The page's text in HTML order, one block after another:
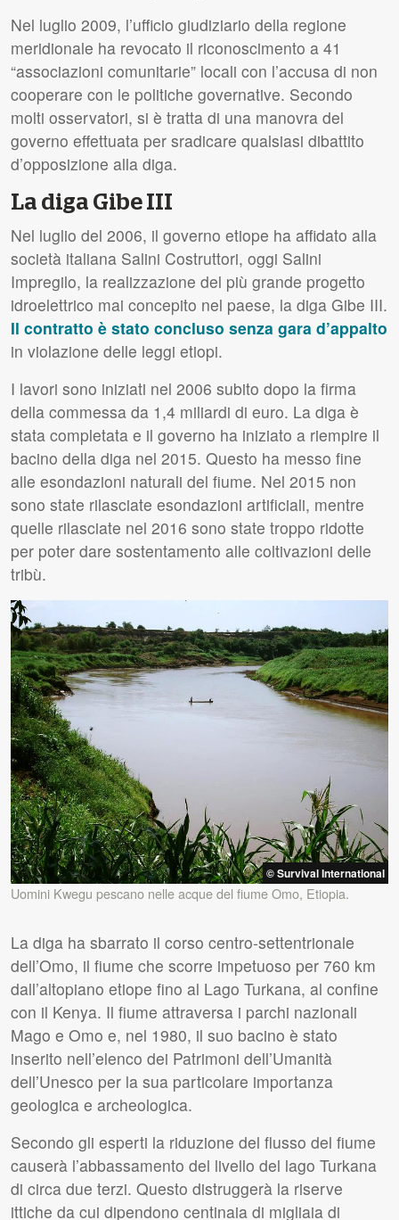
Nel luglio 2009, l’ufficio giudiziario della regione
meridionale ha revocato il riconoscimento a 41
“associazioni comunitarie” locali con l’accusa di non
cooperare con le politiche governative. Secondo
molti osservatori, si è tratta di una manovra del
governo effettuata per sradicare qualsiasi dibattito
d’opposizione alla diga.
La diga Gibe III
Nel luglio del 2006, il governo etiope ha affidato alla
società italiana Salini Costruttori, oggi Salini
Impregilo, la realizzazione del più grande progetto
idroelettrico mai concepito nel paese, la diga Gibe III.
Il contratto è stato concluso senza gara d’appalto
in violazione delle leggi etiopi.
I lavori sono iniziati nel 2006 subito dopo la firma
della commessa da 1,4 miliardi di euro. La diga è
stata completata e il governo ha iniziato a riempire il
bacino della diga nel 2015. Questo ha messo fine
alle esondazioni naturali del fiume. Nel 2015 non
sono state rilasciate esondazioni artificiali, mentre
quelle rilasciate nel 2016 sono state troppo ridotte
per poter dare sostentamento alle coltivazioni delle
tribù.
© Survival International
Uomini Kwegu pescano nelle acque del fiume Omo, Etiopia.
La diga ha sbarrato il corso centro-settentrionale
dell’Omo, il fiume che scorre impetuoso per 760 km
dall’altopiano etiope fino al Lago Turkana, al confine
con il Kenya. Il fiume attraversa i parchi nazionali
Mago e Omo e, nel 1980, il suo bacino è stato
inserito nell’elenco dei Patrimoni dell’Umanità
dell’Unesco per la sua particolare importanza
geologica e archeologica.
Secondo gli esperti la riduzione del flusso del fiume
causerà l’abbassamento del livello del lago Turkana
di circa due terzi. Questo distruggerà la riserve
ittiche da cui dipendono centinaia di migliaia di